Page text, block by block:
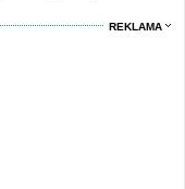
REKLAMA